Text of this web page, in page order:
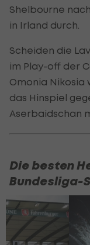
Shelbourne
in Irland durch.
Scheiden die
im Play-off der
Omonia Nikosia
das Hinspiel
Aserbaidschan
Die besten
Bundesliga-